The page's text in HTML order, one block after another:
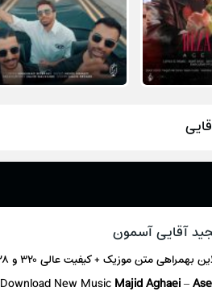
آقایی آسمون
بهمراهی متن موزیک + کیفیت عالی ۳۲۰ و ۱۲۸
Download New Music Majid Aghaei–